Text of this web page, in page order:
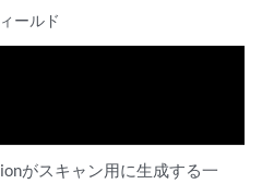
ールド
がスキャン用に生成する一